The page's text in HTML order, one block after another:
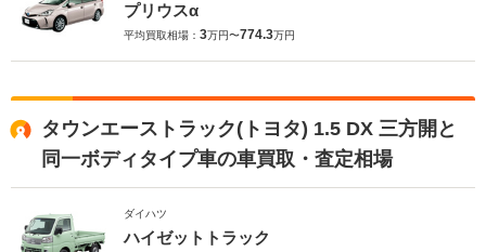
プリウスα
平均買取相場： 3万円〜774.3万円
タウンエーストラック(トヨタ) 1.5 DX 三方開と
同一ボディタイプ車の車買取・査定相場
ダイハツ
ハイゼットトラック